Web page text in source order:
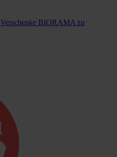
Verschenke BIORAMA zu